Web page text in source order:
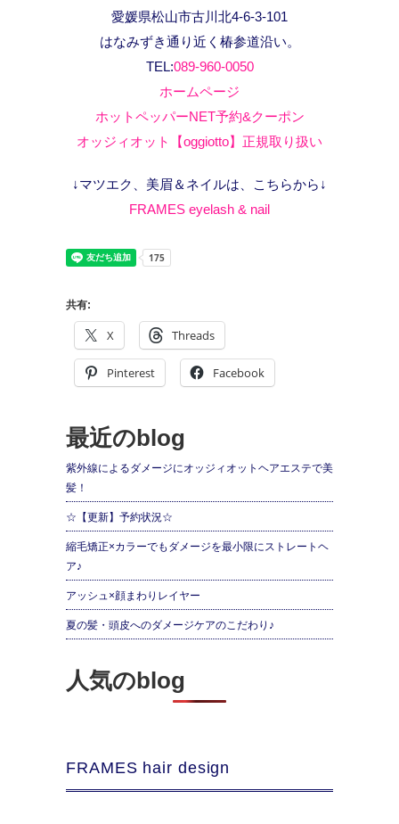
愛媛県松山市古川北4-6-3-101
はなみずき通り近く椿参道沿い。
TEL:089-960-0050
ホームページ
ホットペッパーNET予約&クーポン
オッジィオット【oggiotto】正規取り扱い
↓マツエク、美眉＆ネイルは、こちらから↓
FRAMES eyelash & nail
共有:
X Threads
Pinterest Facebook
最近のblog
紫外線によるダメージにオッジィオットヘアエステで美
髪！
☆【更新】予約状況☆
縮毛矯正×カラーでもダメージを最小限にストレートヘ
ア♪
アッシュ×顔まわりレイヤー
夏の髪・頭皮へのダメージケアのこだわり♪
人気のblog
FRAMES hair design